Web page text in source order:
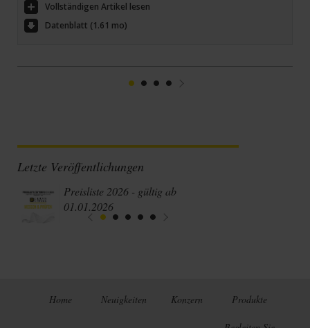
Vollständigen Artikel lesen
Datenblatt (1.61 mo)
Letzte Veröffentlichungen
Preisliste 2026 - gültig ab
01.01.2026
Home Neuigkeiten Konzern Produkte